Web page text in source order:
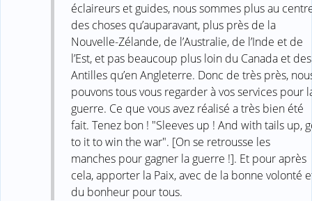
éclaireurs et guides, nous sommes plus au
des choses qu’auparavant, plus près de la
Nouvelle-Zélande, de l’Australie, de l’Inde et de
l’Est, et pas beaucoup plus loin du Canada et des
Antilles qu’en Angleterre. Donc de très près,
pouvons tous vous regarder à vos services pour
guerre. Ce que vous avez réalisé a très bien été
fait. Tenez bon ! "Sleeves up ! And with tails up,
to it to win the war". [On se retrousse les
manches pour gagner la guerre !]. Et pour après
cela, apporter la Paix, avec de la bonne volonté
du bonheur pour tous.